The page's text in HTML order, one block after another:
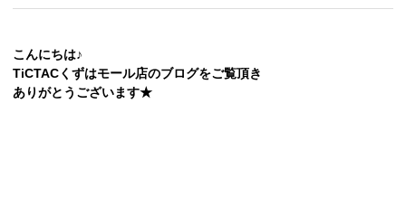
こんにちは♪
TiCTACくずはモール店のブログをご覧頂き
ありがとうございます★